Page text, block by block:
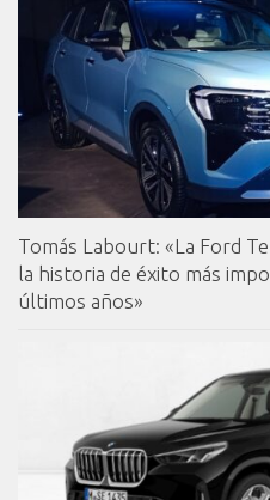
Tomás Labourt: «La Ford
la historia de éxito más
últimos años»